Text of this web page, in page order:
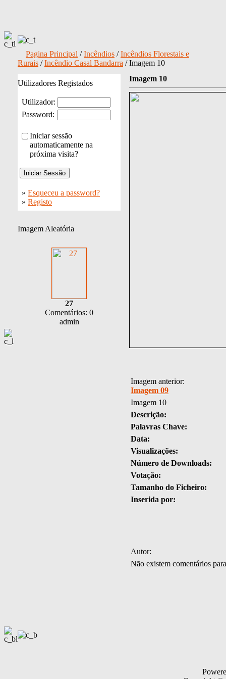
Pagina Principal /Incêndios /Incêndios Florestais e
Rurais /Incêndio Casal Bandarra / Imagem 10
Utilizadores Registados
Utilizador:
Password:
Iniciar sessão
automaticamente na
próxima visita?
» Esqueceu a password?
» Registo
Imagem Aleatória
27
Comentários: 0
admin
Imagem 10
Imagem anterior:
Imagem 09
Imagem 10
Descrição:
Palavras Chave:
Data:
Visualizações:
Número de Downloads:
Votação:
Tamanho do Ficheiro:
Inserida por:
Autor:
Não existem comentários